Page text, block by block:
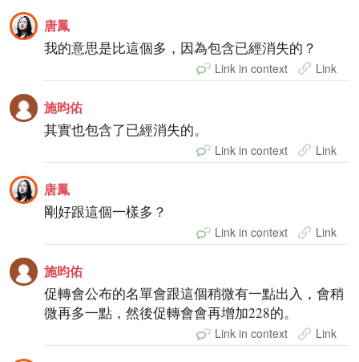
唐鳳
我的意思是比這個多，因為包含已經消失的？
Link in context Link
施昀佑
其實也包含了已經消失的。
Link in context Link
唐鳳
剛好跟這個一樣多？
Link in context Link
施昀佑
促轉會公布的名單會跟這個稍微有一點出入，會稍
微再多一點，然後促轉會會再增加228的。
Link in context Link